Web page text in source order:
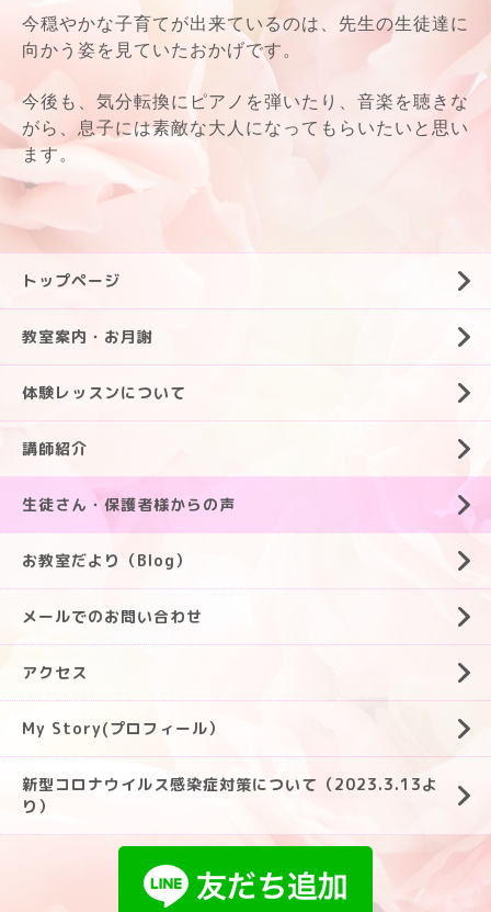
今穏やかな子育てが出来ているのは、先生の生徒達に
向かう姿を見ていたおかげです。
今後も、気分転換にピアノを弾いたり、音楽を聴きな
がら、息子には素敵な大人になってもらいたいと思い
ます。
トップページ
教室案内・お月謝
体験レッスンについて
講師紹介
生徒さん・保護者様からの声
お教室だより（Blog）
メールでのお問い合わせ
アクセス
My Story(プロフィール）
新型コロナウイルス感染症対策について（2023.3.13よ
り）